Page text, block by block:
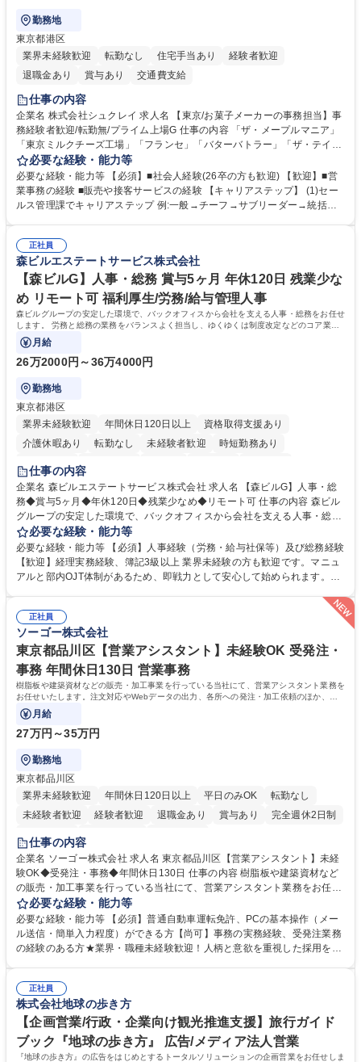
勤務地
東京都港区
業界未経験歓迎
転勤なし 住宅手当あり
経験者歓迎
退職金あり
賞与あり 交通費支給
仕事の内容
企業名 株式会社シュクレイ 求人名 【東京/お菓子メーカーの事務担当】事
務経験者歓迎/転勤無/プライム上場G 仕事の内容 「ザ・メープルマニア」
「東京ミルクチーズ工場」「フランセ」「バターバトラー」「ザ・テイラ
ー」「DROOLY」等のブランドを多数展開する当社にて、オリジナル菓子
ブランド商品の事務業務をお任せいたします。 【具体的な業務内容】 ■店
舗からの発注受付/PC入力業務 ■受電対応(社内/社外) ■商品のマスター登
録 ■日々の売上抽出・報告 ■提携企業への書類送付業務 ■契約書管理業務
必要な経験・能力等
必要な経験・能力等 【必須】■社会人経験(26卒の方も歓迎) 【歓迎】■営
業事務の経験 ■販売や接客サービスの経験 【キャリアステップ】 (1)セー
ルス管理課でキャリアステップ 例:一般→チーフ→サブリーダー→統括リ
や個別面談を通してご自身のキャリアと向き合っていただき、会社として
もバックアップしていきます。 学歴・資格 学歴：大学院 大学 高専 短大
専修学校 高校 語学力： 資格：
正社員
森ビルエステートサービス株式会社
【森ビルG】人事・総務 賞与5ヶ月 年休120日 残業少な
め リモート可 福利厚生/労務/給与管理人事
森ビルグループの安定した環境で、バックオフィスから会社を支える人事・総務をお任せ
します。 労務と総務の業務をバランスよく担当し、ゆくゆくは制度改定などのコア業務
にも挑戦できる、やりがいある環境です。
月給
26万2000円～36万4000円
勤務地
東京都港区
業界未経験歓迎
年間休日120日以上
資格取得支援あり
介護休暇あり
転勤なし 未経験者歓迎
時短勤務あり
経験者歓迎
完全週休2日制
交通費支給 長期歓迎 駅近5分以内 土日祝休み
仕事の内容
企業名 森ビルエステートサービス株式会社 求人名 【森ビルG】人事・総
務◆賞与5ヶ月◆年休120日◆残業少なめ◆リモート可 仕事の内容 森ビル
グループの安定した環境で、バックオフィスから会社を支える人事・総務
をお任せします。 労務と総務の業務をバランスよく担当し、ゆくゆくは制
度改定などのコア業務にも挑戦できる、やりがいある環境です。 ■勤怠管
理、給与計算、社会保険手続き、年末調整等の労務管理全般 ■入退社手続
き、社内規定の改定や人事制度改定などのコア業務 ■社内イベントの企画
は部内のOJTを中心に、あなたの経験に合わせて不足している部分はいつ
でも質問・相談できる環境が整っているため、安心して成長できます。 募
集職種 【森ビルG】人事・総務◆賞与5ヶ月◆年休120日◆残業少なめ◆
リモート可
必要な経験・能力等
必要な経験・能力等 【必須】人事経験（労務・給与社保等）及び総務経験
【歓迎】経理実務経験、簿記3級以上 業界未経験の方も歓迎です。マニュ
アルと部内OJT体制があるため、即戦力として安心して始められます。
ます。定型業務に留まらず、社内規定や人事制度の改定など会社のコア業
務に挑戦できるため、自身の成長と組織への貢献度をダイレクトに実感で
きます。 残業少なめ、週1日リモート可など、ワークライフバランスを保
ち長期活躍できる環境です。 「これまでの幅広い経験を活かし、長期的な
キャリアを築きたい」という前向きな意欲と挑戦を全力で応援します。 学
歴・資格 学歴：大学院 大学 高専 短大 専修学校 高校 語学力： 資格：日商
簿記検定1級 日商簿記検定2級 日商簿記検定3級
正社員
ソーゴー株式会社
東京都品川区【営業アシスタント】未経験OK 受発注・
事務 年間休日130日 営業事務
樹脂板や建築資材などの販売・加工事業を行っている当社にて、営業アシスタント業務を
お任せいたします。注文対応やWebデータの出力、各所への発注・加工依頼のほか、電
話・メール対応等の事務業務を担当します。
月給
27万円～35万円
勤務地
東京都品川区
業界未経験歓迎
年間休日120日以上 平日のみOK
転勤なし
未経験者歓迎
経験者歓迎 退職金あり 賞与あり
完全週休2日制
交通費支給
仕事の内容
企業名 ソーゴー株式会社 求人名 東京都品川区【営業アシスタント】未経
験OK◆受発注・事務◆年間休日130日 仕事の内容 樹脂板や建築資材など
の販売・加工事業を行っている当社にて、営業アシスタント業務をお任せ
いたします。注文対応やWebデータの出力、各所への発注・加工依頼のほ
か、電話・メール対応等の事務業務を担当します。 ■受注・発注業務：FA
Xによる注文対応、Web発注データのプリントアウト、各仕入先・協力会
社への発注および加工依頼等 ■納品書・請求書の作成および発送手配 ■商
当社の指定する業務 募集職種 東京都品川区【営業アシスタント】未経験O
K◆受発注・事務◆年間休日130日
必要な経験・能力等
必要な経験・能力等 【必須】普通自動車運転免許、PCの基本操作（メー
ル送信・簡単入力程度）ができる方【尚可】事務の実務経験、受発注業務
の経験のある方★業界・職種未経験歓迎！人柄と意欲を重視した採用を行
変化に臨機応変かつ柔軟に対応できる方、約束を守り正確に作業を進めら
れる方を求めています。高度なPCスキルや関数知識は一切不要です。丁
寧な指導体制が整っているため、安心してお仕事をスタートしていただけ
ます。 学歴・資格 学歴：大学院 大学 高専 短大 専修学校 高校 語学力：
資格：
正社員
株式会社地球の歩き方
【企画営業/行政・企業向け観光推進支援】旅行ガイド
ブック『地球の歩き方』 広告/メディア法人営業
『地球の歩き方』の広告をはじめとするトータルソリューションの企画営業をお任せしま